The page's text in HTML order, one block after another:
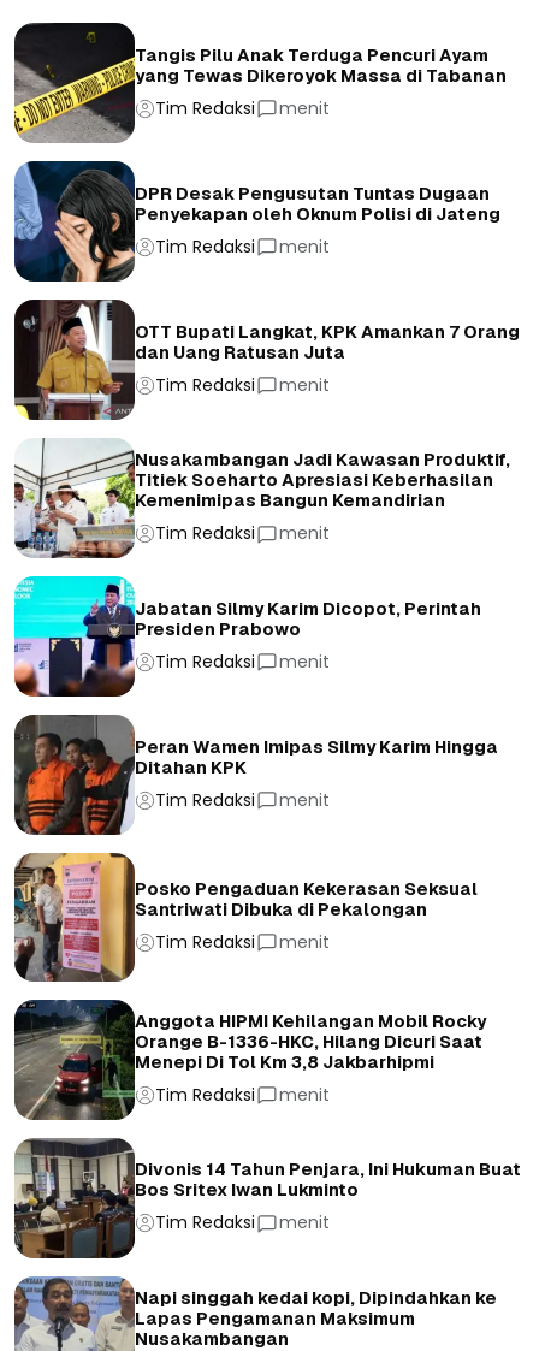
Tangis Pilu Anak Terduga Pencuri Ayam
yang Tewas Dikeroyok Massa di Tabanan
Tim Redaksi menit
DPR Desak Pengusutan Tuntas Dugaan
Penyekapan oleh Oknum Polisi di Jateng
Tim Redaksi menit
OTT Bupati Langkat, KPK Amankan 7 Orang
dan Uang Ratusan Juta
Tim Redaksi menit
Nusakambangan Jadi Kawasan Produktif,
Titiek Soeharto Apresiasi Keberhasilan
Kemenimipas Bangun Kemandirian
Tim Redaksi menit
Jabatan Silmy Karim Dicopot, Perintah
Presiden Prabowo
Tim Redaksi menit
Peran Wamen Imipas Silmy Karim Hingga
Ditahan KPK
Tim Redaksi menit
Posko Pengaduan Kekerasan Seksual
Santriwati Dibuka di Pekalongan
Tim Redaksi menit
Anggota HIPMI Kehilangan Mobil Rocky
Orange B-1336-HKC, Hilang Dicuri Saat
Menepi Di Tol Km 3,8 Jakbarhipmi
Tim Redaksi menit
Divonis 14 Tahun Penjara, Ini Hukuman Buat
Bos Sritex Iwan Lukminto
Tim Redaksi menit
Napi singgah kedai kopi, Dipindahkan ke
Lapas Pengamanan Maksimum
Nusakambangan